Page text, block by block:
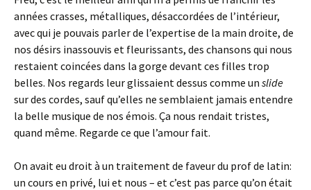
années crasses, métalliques, désaccordées de l’intérieur,
avec qui je pouvais parler de l’expertise de la main droite, de
nos désirs inassouvis et fleurissants, des chansons qui nous
restaient coincées dans la gorge devant ces filles trop
belles. Nos regards leur glissaient dessus comme un slide
sur des cordes, sauf qu’elles ne semblaient jamais entendre
la belle musique de nos émois. Ça nous rendait tristes,
quand même. Regarde ce que l’amour fait.
On avait eu droit à un traitement de faveur du prof de latin:
un cours en privé, lui et nous – et c’est pas parce qu’on était